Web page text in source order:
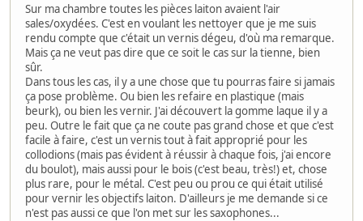
Sur ma chambre toutes les pièces laiton avaient l'air
sales/oxydées. C'est en voulant les nettoyer que je me suis
rendu compte que c'était un vernis dégeu, d'où ma remarque.
Mais ça ne veut pas dire que ce soit le cas sur la tienne, bien
sûr.
Dans tous les cas, il y a une chose que tu pourras faire si jamais
ça pose problème. Ou bien les refaire en plastique (mais
beurk), ou bien les vernir. J'ai découvert la gomme laque il y a
peu. Outre le fait que ça ne coute pas grand chose et que c'est
facile à faire, c'est un vernis tout à fait approprié pour les
collodions (mais pas évident à réussir à chaque fois, j'ai encore
du boulot), mais aussi pour le bois (c'est beau, très!) et, chose
plus rare, pour le métal. C'est peu ou prou ce qui était utilisé
pour vernir les objectifs laiton. D'ailleurs je me demande si ce
n'est pas aussi ce que l'on met sur les saxophones...